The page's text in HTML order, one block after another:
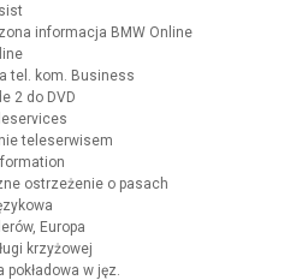
informacja BMW Online
tel. kom. Business
2 do DVD
teleserwisem
ostrzeżenie o pasach
Europa
krzyżowej
pokładowa w jęz.